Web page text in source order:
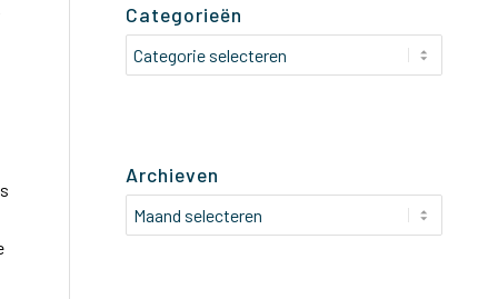
Categorieën
Categorieën
Archieven